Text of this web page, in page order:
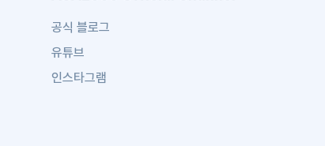
공식 블로그
유튜브
인스타그램